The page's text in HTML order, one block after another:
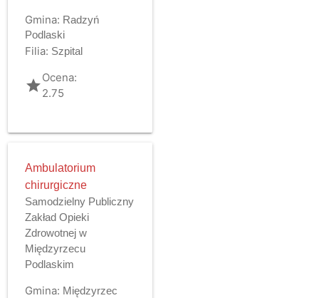
Gmina: Radzyń
Podlaski
Filia: Szpital
gradeOcena:
2.75
Ambulatorium
chirurgiczne
Samodzielny Publiczny
Zakład Opieki
Zdrowotnej w
Międzyrzecu
Podlaskim
Gmina: Międzyrzec